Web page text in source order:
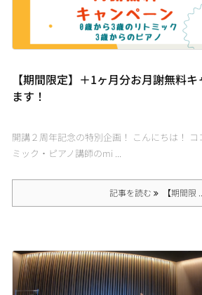
【期間限定】＋1ヶ月分お月謝無料
ます！
開講２周年記念の特別企画！ こんにちは！
ミック・ピアノ講師のmi ...
記事を読む 【期間限 ...